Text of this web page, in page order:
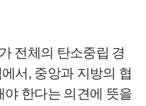
전체의 탄소중립 경
서 , 중앙과 지방의 협
야 한다는 의견에 뜻을